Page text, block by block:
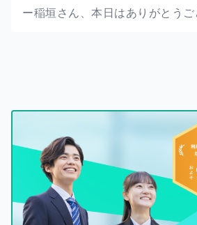
ー稲垣さん、本日はありがとうご